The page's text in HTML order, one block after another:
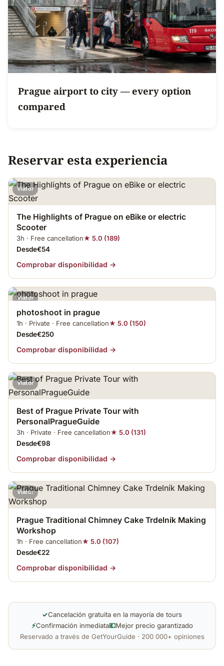
Prague airport to city — every option
compared
Reservar esta experiencia
Viator
The Highlights of Prague on eBike or electric
Scooter
3h · Free cancellation★ 5.0 (189)
Desde€54
Comprobar disponibilidad →
Viator
photoshoot in prague
1h · Private · Free cancellation★ 5.0 (150)
Desde€250
Comprobar disponibilidad →
Viator
Best of Prague Private Tour with
PersonalPragueGuide
3h · Private · Free cancellation★ 5.0 (131)
Desde€98
Comprobar disponibilidad →
Viator
Prague Traditional Chimney Cake Trdelník Making
Workshop
1h · Free cancellation★ 5.0 (107)
Desde€22
Comprobar disponibilidad →
✓Cancelación gratuita en la mayoría de tours
⚡Confirmación inmediata💶Mejor precio garantizado
Reservado a través de GetYourGuide · 200 000+ opiniones